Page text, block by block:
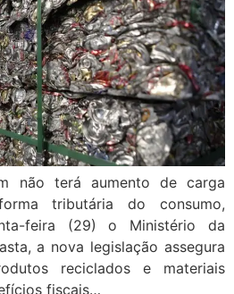
não terá aumento de carga
tributária do consumo,
feira (29) o Ministério da
a nova legislação assegura
reciclados e materiais
fiscais…